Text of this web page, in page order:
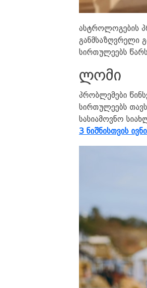
ასტროლოგების
განმსაზღვრელი
სირთულეებს
ლომი
პრობლემები
სირთულეებს
სასიამოვნო
3 ნიშნისთვის